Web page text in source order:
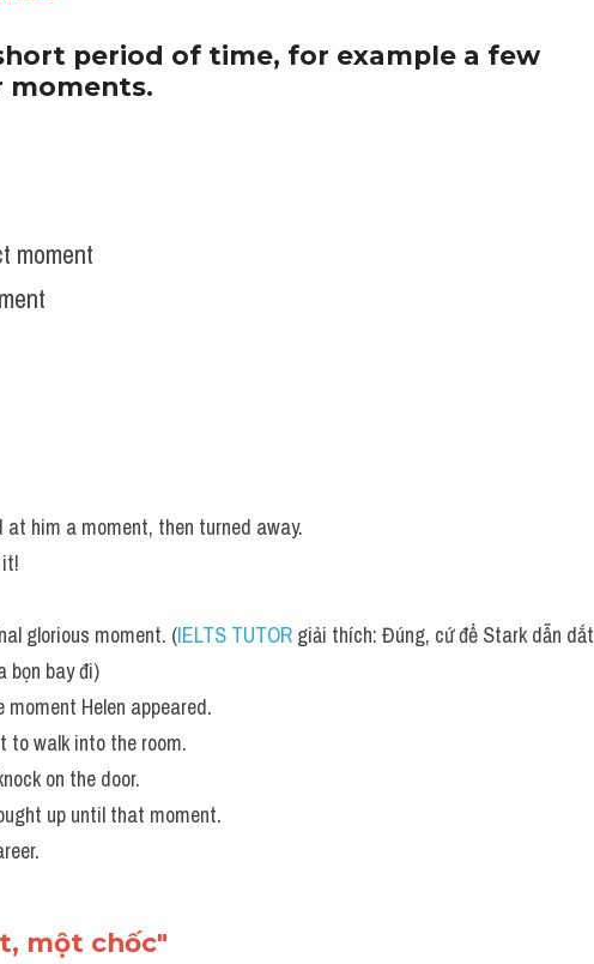
period of time, for example a few
moments.
moment
him a moment, then turned away.
glorious moment. (IELTS TUTOR giải thích: Đúng, cứ để Stark dẫn dắt
bọn bay đi)
Helen appeared.
to walk into the room.
on the door.
up until that moment.
một chốc"